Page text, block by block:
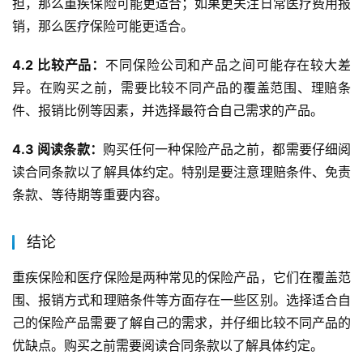
销，那么医疗保险可能更适合。
4.2 比较产品： 不同保险公司和产品之间可能存在较大差
异。在购买之前，需要比较不同产品的覆盖范围、理赔条
件、报销比例等因素，并选择最符合自己需求的产品。
4.3 阅读条款： 购买任何一种保险产品之前，都需要仔细阅
读合同条款以了解具体约定。特别是要注意理赔条件、免责
条款、等待期等重要内容。
结论
重疾保险和医疗保险是两种常见的保险产品，它们在覆盖范
围、报销方式和理赔条件等方面存在一些区别。选择适合自
己的保险产品需要了解自己的需求，并仔细比较不同产品的
优缺点。购买之前需要阅读合同条款以了解具体约定。